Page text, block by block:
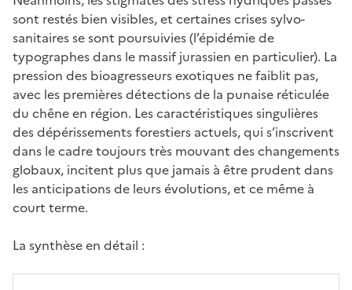
sont restés bien visibles, et certaines crises sylvo-
sanitaires se sont poursuivies (l’épidémie de
typographes dans le massif jurassien en particulier). La
pression des bioagresseurs exotiques ne faiblit pas,
avec les premières détections de la punaise réticulée
du chêne en région. Les caractéristiques singulières
des dépérissements forestiers actuels, qui s’inscrivent
dans le cadre toujours très mouvant des changements
globaux, incitent plus que jamais à être prudent dans
les anticipations de leurs évolutions, et ce même à
court terme.
La synthèse en détail :